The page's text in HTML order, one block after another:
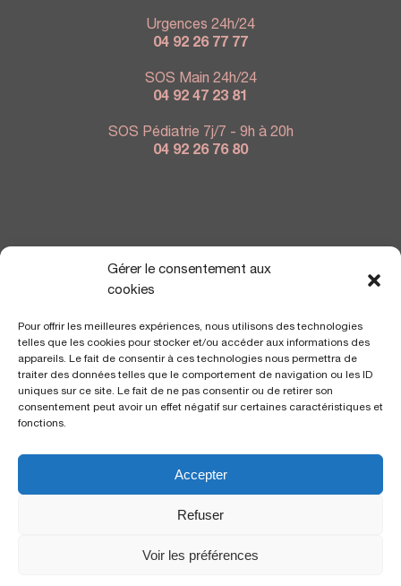
Gérer le consentement aux
cookies
Pour offrir les meilleures expériences, nous utilisons des technologies
telles que les cookies pour stocker et/ou accéder aux informations des
appareils. Le fait de consentir à ces technologies nous permettra de
traiter des données telles que le comportement de navigation ou les ID
uniques sur ce site. Le fait de ne pas consentir ou de retirer son
consentement peut avoir un effet négatif sur certaines caractéristiques et
fonctions.
Accepter
Refuser
Voir les préférences
Urgences 24h/24
04 92 26 77 77
SOS Main 24h/24
04 92 47 23 81
SOS Pédiatrie 7j/7 - 9h à 20h
04 92 26 76 80
NOUS TROUVER
Polyclinique Saint George
06105 Nice Cedex 2